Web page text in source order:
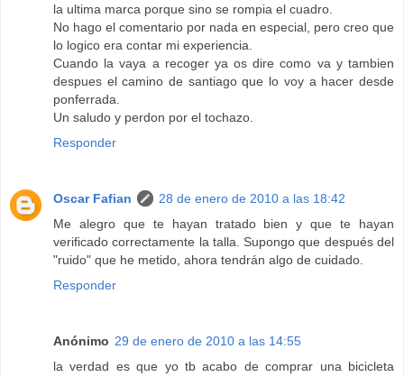
la ultima marca porque sino se rompia el cuadro.
No hago el comentario por nada en especial, pero creo que
lo logico era contar mi experiencia.
Cuando la vaya a recoger ya os dire como va y tambien
despues el camino de santiago que lo voy a hacer desde
ponferrada.
Un saludo y perdon por el tochazo.
Responder
Oscar Fafian
28 de enero de 2010 a las 18:42
Me alegro que te hayan tratado bien y que te hayan
verificado correctamente la talla. Supongo que después del
"ruido" que he metido, ahora tendrán algo de cuidado.
Responder
Anónimo 29 de enero de 2010 a las 14:55
la verdad es que yo tb acabo de comprar una bicicleta